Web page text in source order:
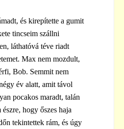
és kirepítette a gumit
tincseim szállni
láthatóvá téve riadt
Max nem mozdult,
Bob. Semmit nem
év alatt, amit távol
pocakos maradt, talán
hogy őszes haja
tekintettek rám, és úgy